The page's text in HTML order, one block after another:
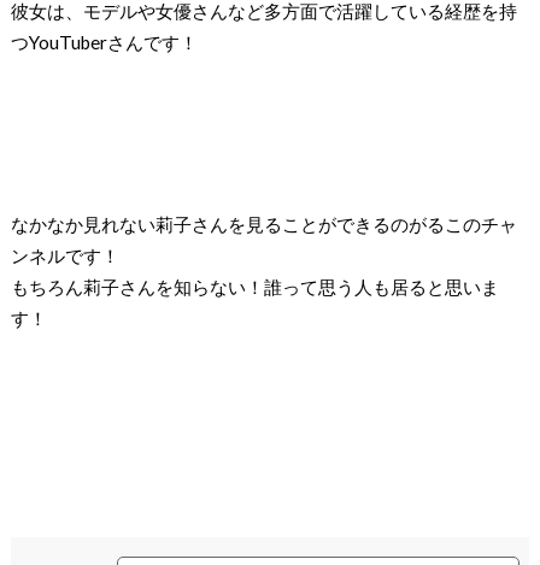
彼女は、モデルや女優さんなど多方面で活躍している経歴を持
つYouTuberさんです！
なかなか見れない莉子さんを見ることができるのがるこのチャ
ンネルです！
もちろん莉子さんを知らない！誰って思う人も居ると思いま
す！